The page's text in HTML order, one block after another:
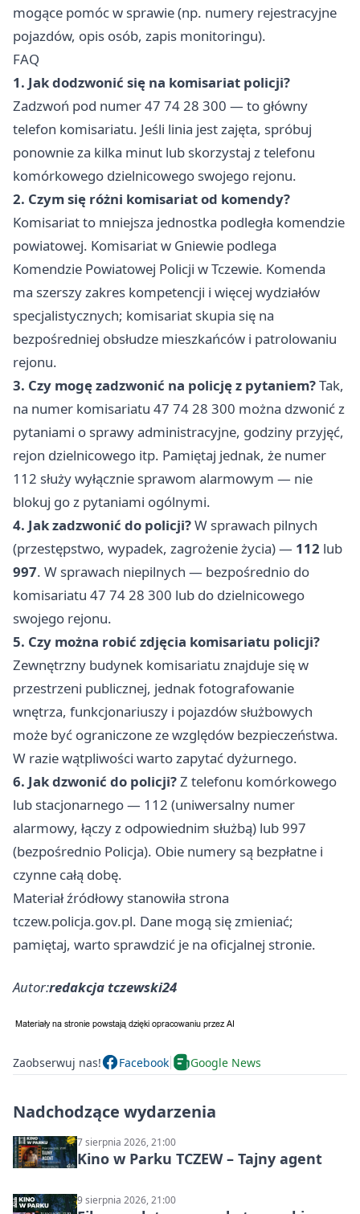
mogące pomóc w sprawie (np. numery rejestracyjne
pojazdów, opis osób, zapis monitoringu).
FAQ
1. Jak dodzwonić się na komisariat policji?
Zadzwoń pod numer 47 74 28 300 — to główny
telefon komisariatu. Jeśli linia jest zajęta, spróbuj
ponownie za kilka minut lub skorzystaj z telefonu
komórkowego dzielnicowego swojego rejonu.
2. Czym się różni komisariat od komendy?
Komisariat to mniejsza jednostka podległa komendzie
powiatowej. Komisariat w Gniewie podlega
Komendzie Powiatowej Policji w Tczewie. Komenda
ma szerszy zakres kompetencji i więcej wydziałów
specjalistycznych; komisariat skupia się na
bezpośredniej obsłudze mieszkańców i patrolowaniu
rejonu.
3. Czy mogę zadzwonić na policję z pytaniem?Tak,
na numer komisariatu 47 74 28 300 można dzwonić z
pytaniami o sprawy administracyjne, godziny przyjęć,
rejon dzielnicowego itp. Pamiętaj jednak, że numer
112 służy wyłącznie sprawom alarmowym — nie
blokuj go z pytaniami ogólnymi.
4. Jak zadzwonić do policji?W sprawach pilnych
(przestępstwo, wypadek, zagrożenie życia) — 112 lub
997. W sprawach niepilnych — bezpośrednio do
komisariatu 47 74 28 300 lub do dzielnicowego
swojego rejonu.
5. Czy można robić zdjęcia komisariatu policji?
Zewnętrzny budynek komisariatu znajduje się w
przestrzeni publicznej, jednak fotografowanie
wnętrza, funkcjonariuszy i pojazdów służbowych
może być ograniczone ze względów bezpieczeństwa.
W razie wątpliwości warto zapytać dyżurnego.
6. Jak dzwonić do policji?Z telefonu komórkowego
lub stacjonarnego — 112 (uniwersalny numer
alarmowy, łączy z odpowiednim służbą) lub 997
(bezpośrednio Policja). Obie numery są bezpłatne i
czynne całą dobę.
Materiał źródłowy stanowiła strona
tczew.policja.gov.pl. Dane mogą się zmieniać;
pamiętaj, warto sprawdzić je na oficjalnej stronie.
Autor:redakcja tczewski24
Zaobserwuj nas! Facebook Google News
Nadchodzące wydarzenia
7 sierpnia 2026, 21:00
Kino w Parku TCZEW – Tajny agent
9 sierpnia 2026, 21:00